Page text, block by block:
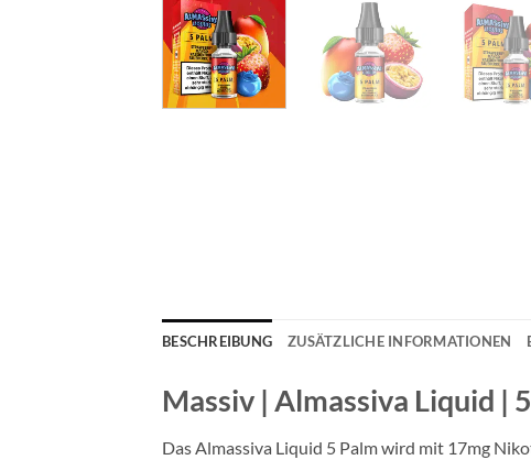
BESCHREIBUNG ZUSÄTZLICHE INFORMATIONEN
Massiv | Almassiva Liquid |
Das Almassiva Liquid 5 Palm wird mit 17mg